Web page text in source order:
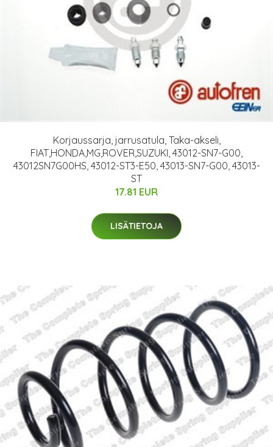
Korjaussarja, jarrusatula, Taka-akseli,
FIAT,HONDA,MG,ROVER,SUZUKI, 43012-SN7-G00,
43012SN7G00HS, 43012-ST3-E50, 43013-SN7-G00, 43013-
ST
17.81 EUR
LISÄTIETOJA